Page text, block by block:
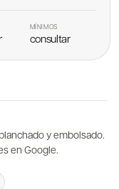
MÍNIMOS
consultar
y embolsado.
en Google.